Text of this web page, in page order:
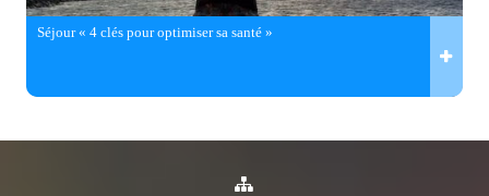
Séjour « 4 clés pour optimiser sa santé »